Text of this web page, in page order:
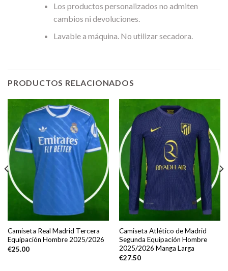
Los productos personalizados no admiten
cambios ni devoluciones.
Lavable a máquina. No utilizar secadora.
PRODUCTOS RELACIONADOS
Camiseta Real Madrid Tercera
Equipación Hombre 2025/2026
€25.00
Camiseta Atlético de Madrid
Segunda Equipación Hombre
2025/2026 Manga Larga
€27.50